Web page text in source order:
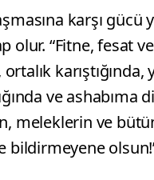
karşı gücü
olur. “Fitne, fesat
karıştığında,
ve ashabıma
meleklerin ve